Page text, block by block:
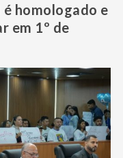
homologado e
em 1º de